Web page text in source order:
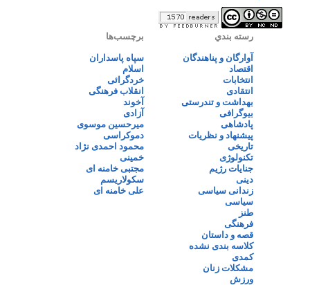
رسته بندي
آوارگان و پناهندگان
اقتصاد
انتخابات
انتقادی
بهداشت و تندرستی
بیوگرافی
پادشاهی
پیشنهاد و نظریات
تاریخی
تکنولوژی
جنایات رژیم
دینی
زندانی سیاسی
سیاسی
طنز
فرهنگی
قصه و داستان
کلاسه بندی نشده
کمدی
مشکلات زنان
ورزش
برچسب‌ها
سپاه پاسداران
اسلام
خردگرائی
انقلاب فرهنگی
آخوند
آزادی
میرحسین موسوی
دموکراسی
محمود احمدی نژاد
خمینی
مجتبی خامنه ای
سکولاریسم
علی خامنه ای